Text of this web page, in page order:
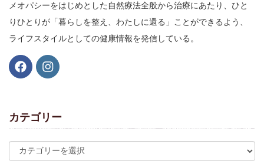
メオパシーをはじめとした自然療法全般から治療にあたり、ひと
りひとりが「暮らしを整え、わたしに還る」ことができるよう、
ライフスタイルとしての健康情報を発信している。
カテゴリー